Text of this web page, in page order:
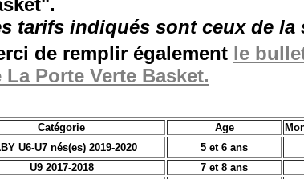
tarifs indiqués sont ceux de la
de remplir également le
La Porte Verte Basket.
Catégorie Age
U6-U7 nés(es) 2019-2020
5 et 6 ans
U9 2017-2018
7 et 8 ans